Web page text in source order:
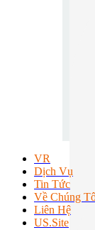
VR
Dịch Vụ
Tin Tức
Về Chúng
Liên Hệ
US.Site